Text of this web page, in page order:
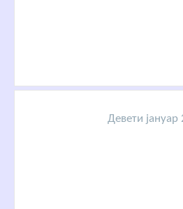
Девети јануар